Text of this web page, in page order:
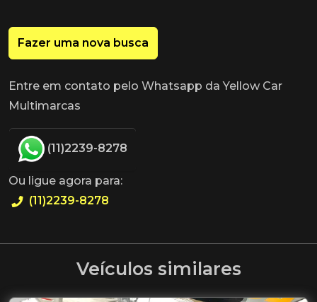
Fazer uma nova busca
Entre em contato pelo Whatsapp da Yellow Car
Multimarcas
(11)2239-8278
Ou ligue agora para:
(11)2239-8278
Veículos similares